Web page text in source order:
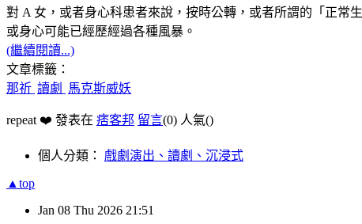
對 A 女，或者身心科患者來說，按時公轉，或者所謂的「正常
或身心可能已經歷經過各種風暴。
(繼續閱讀...)
文章標籤：
那祈 讀劇 馬克斯威妖
repeat ❤️ 發表在 痞客邦 留言(0) 人氣()
個人分類： 戲劇演出、讀劇、沉浸式
▲top
Jan 08 Thu 2026 21:51